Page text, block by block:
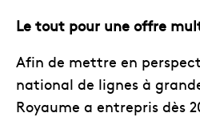
Le tout pour une offre
Afin de mettre en
national de lignes à
Royaume a entrepris dès